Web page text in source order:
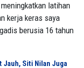
latihan
kerja keras saya
berusia 16 tahun
Jauh, Siti Nilan Juga